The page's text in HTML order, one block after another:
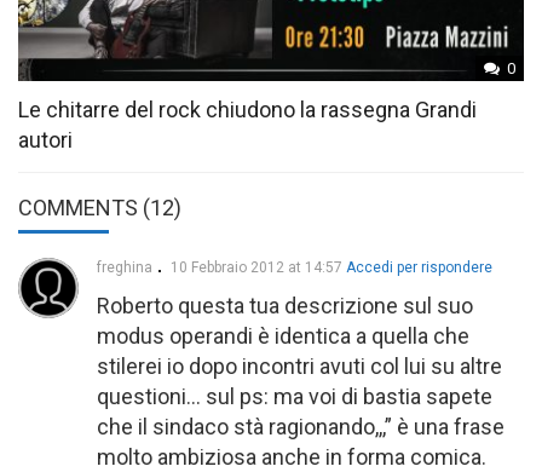
0
Le chitarre del rock chiudono la rassegna Grandi
autori
COMMENTS (12)
freghina 10 Febbraio 2012 at 14:57 Accedi per rispondere
Roberto questa tua descrizione sul suo
modus operandi è identica a quella che
stilerei io dopo incontri avuti col lui su altre
questioni… sul ps: ma voi di bastia sapete
che il sindaco stà ragionando,,,” è una frase
molto ambiziosa anche in forma comica.